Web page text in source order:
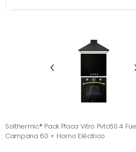
Solthermic® Pack Placa Vitro Pvtc60 4
Campana 60 + Horno Eléctrico